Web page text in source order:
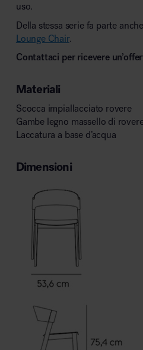
uso.
Della stessa serie fa parte
Lounge Chair.
Contattaci per ricevere
Materiali
Scocca impiallacciato rovere
Gambe legno massello di
Laccatura a base d’acqua
Dimensioni